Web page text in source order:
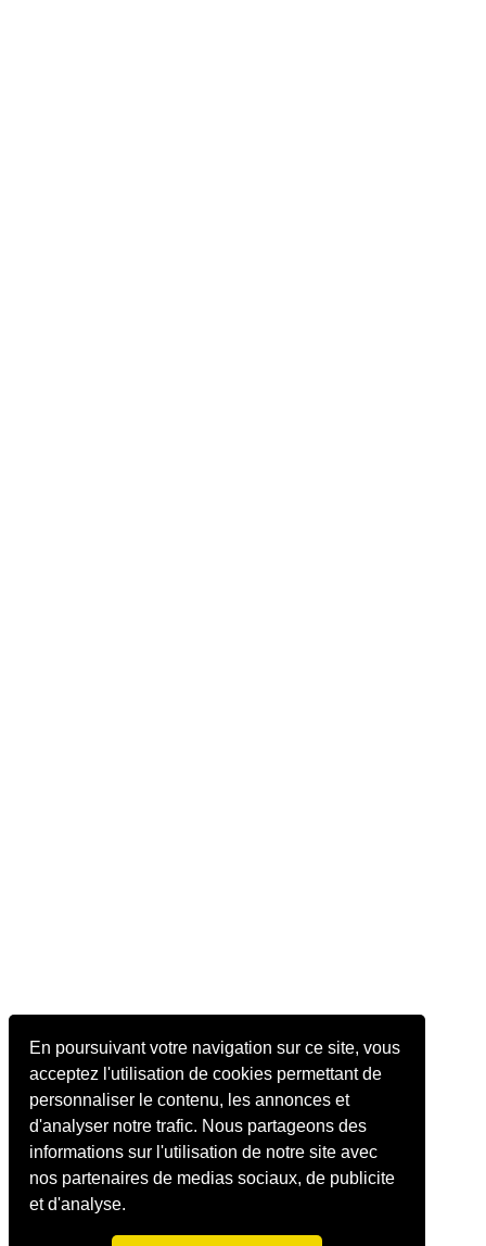
En poursuivant votre navigation sur ce site, vous
acceptez l'utilisation de cookies permettant de
personnaliser le contenu, les annonces et
d'analyser notre trafic. Nous partageons des
informations sur l'utilisation de notre site avec
nos partenaires de medias sociaux, de publicite
et d'analyse.